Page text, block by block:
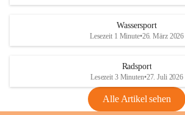
Anhang VBl. EU Nr. 18
1 Seite•1,4 MB
VBl. EU Nr. 18_2026
Wassersport
Lesezeit 1 Minute•26. März 2026
Radsport
Lesezeit 3 Minuten•27. Juli 2026
Alle Artikel sehen